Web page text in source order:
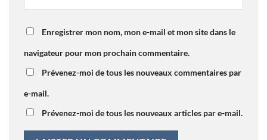
Enregistrer mon nom, mon e-mail et mon site dans le
navigateur pour mon prochain commentaire.
Prévenez-moi de tous les nouveaux commentaires par
e-mail.
Prévenez-moi de tous les nouveaux articles par e-mail.